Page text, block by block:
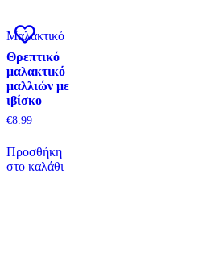
Μαλακτικό
Θρεπτικό
μαλακτικό
μαλλιών με
ιβίσκο
€8.99
Προσθήκη
στο καλάθι